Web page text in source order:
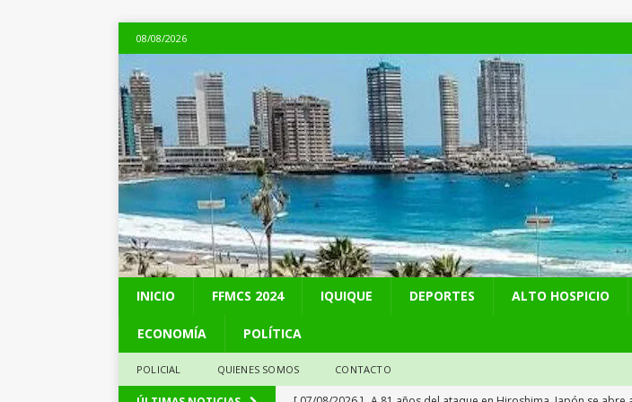
08/08/2026
INICIO FFMCS 2024 IQUIQUE DEPORTES ALTO HOSPICIO
ECONOMÍA POLÍTICA
POLICIAL QUIENES SOMOS CONTACTO